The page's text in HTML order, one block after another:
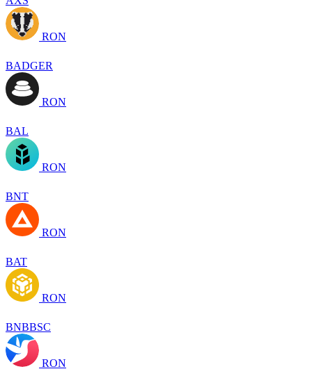
RON
BADGER
RON
BAL
RON
BNT
RON
BAT
RON
BNBBSC
RON